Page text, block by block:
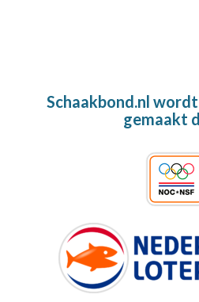
Schaakbond.nl
gemaakt